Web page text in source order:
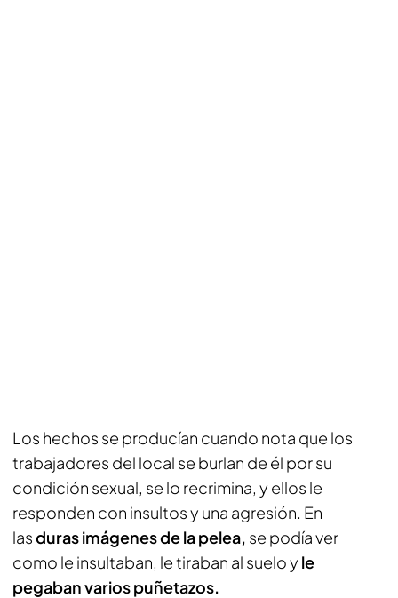
Los hechos se producían cuando nota que los
trabajadores del local se burlan de él por su
condición sexual, se lo recrimina, y ellos le
responden con insultos y una agresión. En
lasduras imágenes de la pelea, se podía ver
como le insultaban, le tiraban al suelo y le
pegaban varios puñetazos.